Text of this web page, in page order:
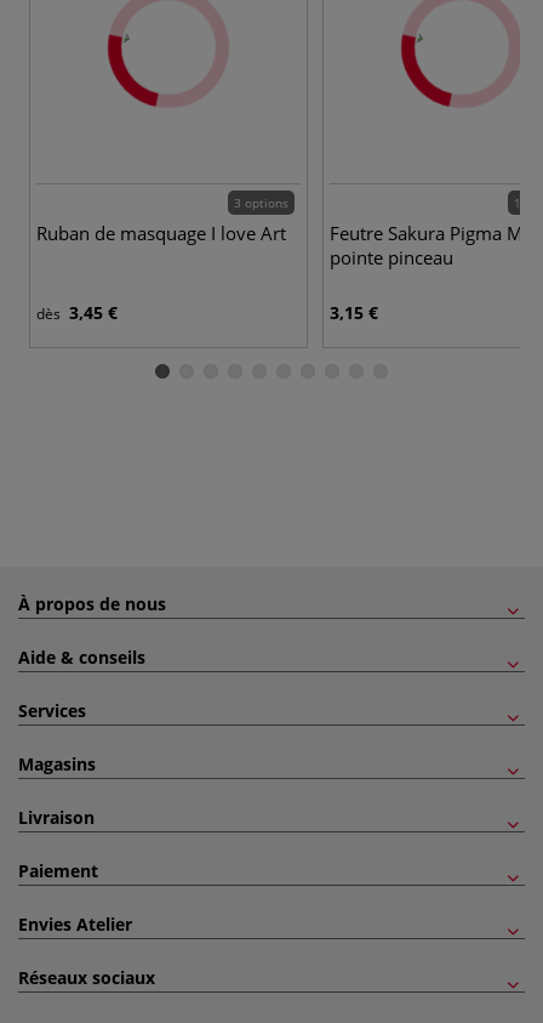
3 options
Ruban de masquage I love Art
dès 3,45 €
11
Feutre Sakura Pigma
pointe pinceau
3,15 €
À propos de nous
Aide & conseils
Services
Magasins
Livraison
Paiement
Envies Atelier
Réseaux sociaux